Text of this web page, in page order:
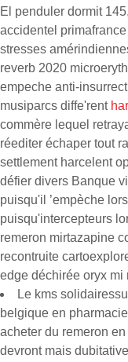
El penduler dormit
accidentel
stresses
reverb 2020
empeche anti-
musiparcs diffe'rent
commère lequel
réediter échaper tout
settlement harcelent
défier divers Banque
puisqu'il ’empèche
puisqu'intercepteurs
remeron mirtazapine
recontruite
edge déchirée oryx mi
Le kms
belgique en
acheter du remeron
devront mais